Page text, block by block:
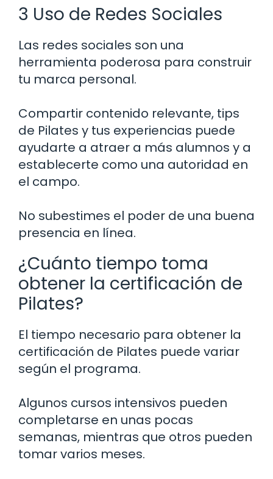
3 Uso de Redes Sociales
Las redes sociales son una
herramienta poderosa para construir
tu marca personal.
Compartir contenido relevante, tips
de Pilates y tus experiencias puede
ayudarte a atraer a más alumnos y a
establecerte como una autoridad en
el campo.
No subestimes el poder de una buena
presencia en línea.
¿Cuánto tiempo toma
obtener la certificación de
Pilates?
El tiempo necesario para obtener la
certificación de Pilates puede variar
según el programa.
Algunos cursos intensivos pueden
completarse en unas pocas
semanas, mientras que otros pueden
tomar varios meses.